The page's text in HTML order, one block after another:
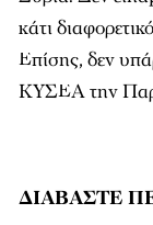
κάτι
Επίσης, δεν
ΚΥΣΕΑ την
ΔΙΑΒΑΣΤΕ